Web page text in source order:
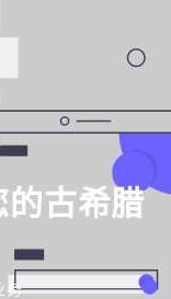
古希腊
务